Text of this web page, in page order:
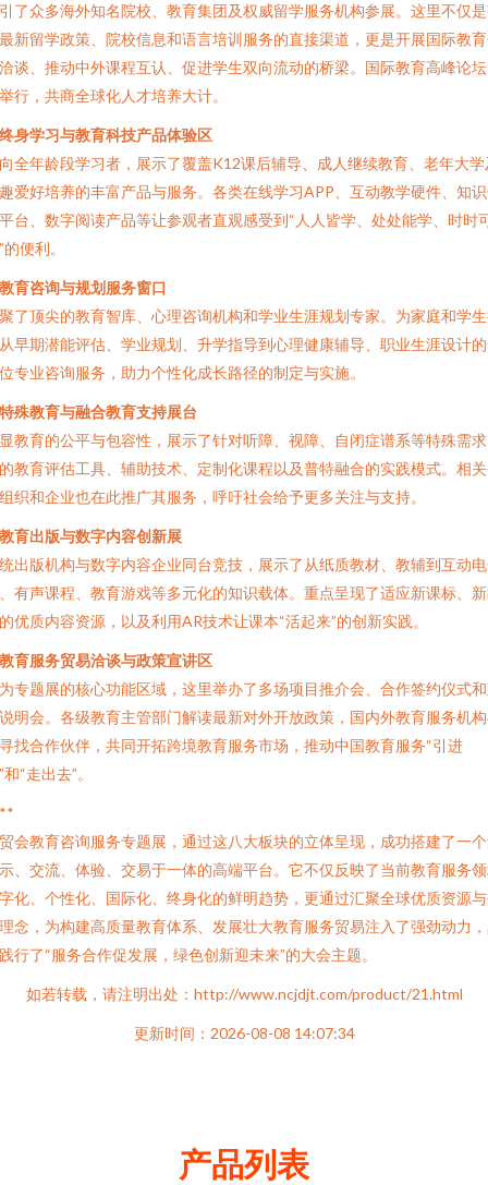
了众多海外知名院校、教育集团及权威留学服务机构参展。这里不仅
新留学政策、院校信息和语言培训服务的直接渠道，更是开展国际教
谈、推动中外课程互认、促进学生双向流动的桥梁。国际教育高峰论
行，共商全球化人才培养大计。
终身学习与教育科技产品体验区
全年龄段学习者，展示了覆盖K12课后辅导、成人继续教育、老年大学
爱好培养的丰富产品与服务。各类在线学习APP、互动教学硬件、知
台、数字阅读产品等让参观者直观感受到“人人皆学、处处能学、时时
的便利。
教育咨询与规划服务窗口
了顶尖的教育智库、心理咨询机构和学业生涯规划专家。为家庭和学
早期潜能评估、学业规划、升学指导到心理健康辅导、职业生涯设计
专业咨询服务，助力个性化成长路径的制定与实施。
特殊教育与融合教育支持展台
教育的公平与包容性，展示了针对听障、视障、自闭症谱系等特殊需
教育评估工具、辅助技术、定制化课程以及普特融合的实践模式。相
织和企业也在此推广其服务，呼吁社会给予更多关注与支持。
教育出版与数字内容创新展
出版机构与数字内容企业同台竞技，展示了从纸质教材、教辅到互动
有声课程、教育游戏等多元化的知识载体。重点呈现了适应新课标、
优质内容资源，以及利用AR技术让课本“活起来”的创新实践。
教育服务贸易洽谈与政策宣讲区
专题展的核心功能区域，这里举办了多场项目推介会、合作签约仪式
明会。各级教育主管部门解读最新对外开放政策，国内外教育服务机
找合作伙伴，共同开拓跨境教育服务市场，推动中国教育服务“引进
和“走出去”。
会教育咨询服务专题展，通过这八大板块的立体呈现，成功搭建了一
、交流、体验、交易于一体的高端平台。它不仅反映了当前教育服务
化、个性化、国际化、终身化的鲜明趋势，更通过汇聚全球优质资源
念，为构建高质量教育体系、发展壮大教育服务贸易注入了强劲动力
行了“服务合作促发展，绿色创新迎未来”的大会主题。
如若转载，请注明出处：http://www.ncjdjt.com/product/21.html
更新时间：2026-08-08 14:07:34
产品列表